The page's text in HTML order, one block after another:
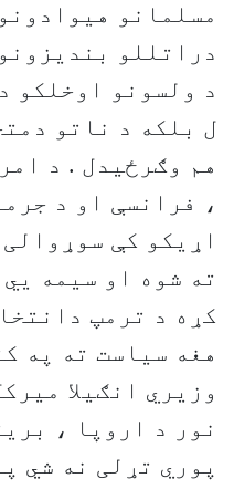
مسلمانو
دراتللو
د ولسونو اوخلکو
ل بلکه د ناتو
هم وګرځیدل . د
، فرانسې او د
اړیکو کې
ته شوه او سیمه
کړه د ترمپ
هغه سیاست ته په
وزیري انګیلا
نور د اروپا ،
پوري تړلی نه شي